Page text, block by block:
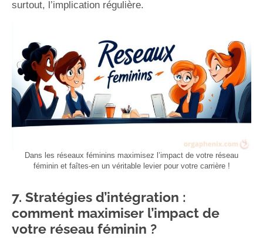
surtout, l’implication régulière.
Dans les réseaux féminins maximisez l’impact de votre réseau
féminin et faîtes-en un véritable levier pour votre carrière !
7. Stratégies d’intégration :
comment maximiser l’impact de
votre réseau féminin ?